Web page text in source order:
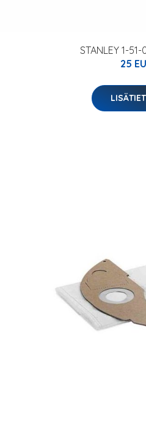
STANLEY 1-
25